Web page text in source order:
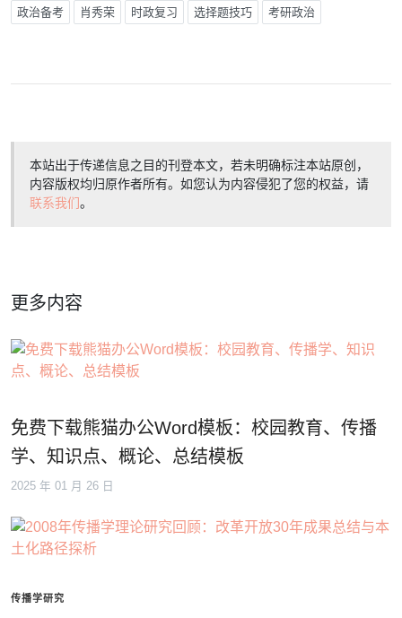
政治备考 肖秀荣 时政复习 选择题技巧 考研政治
本站出于传递信息之目的刊登本文，若未明确标注本站原创，
内容版权均归原作者所有。如您认为内容侵犯了您的权益，请
联系我们。
更多内容
免费下载熊猫办公Word模板：校园教育、传播
学、知识点、概论、总结模板
2025 年 01 月 26 日
传播学研究